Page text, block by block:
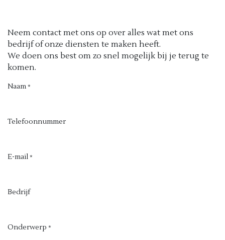
Neem contact met ons op over alles wat met ons
bedrijf of onze diensten te maken heeft.
We doen ons best om zo snel mogelijk bij je terug te
komen.
Naam *
Telefoonnummer
E-mail *
Bedrijf
Onderwerp *